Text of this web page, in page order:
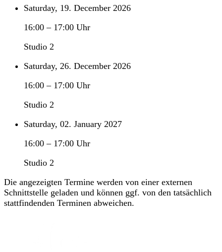
Saturday, 19. December 2026
16:00 – 17:00 Uhr
Studio 2
Saturday, 26. December 2026
16:00 – 17:00 Uhr
Studio 2
Saturday, 02. January 2027
16:00 – 17:00 Uhr
Studio 2
Die angezeigten Termine werden von einer externen
Schnittstelle geladen und können ggf. von den tatsächlich
stattfindenden Terminen abweichen.